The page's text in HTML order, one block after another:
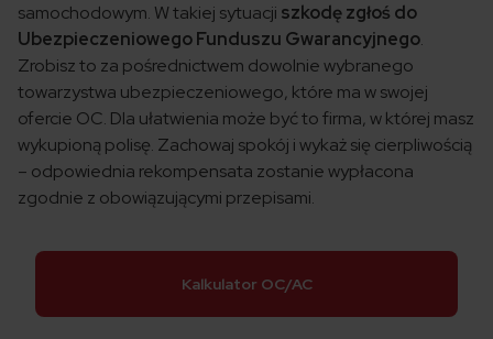
samochodowym. W takiej sytuacji szkodę zgłoś do
Ubezpieczeniowego Funduszu Gwarancyjnego.
Zrobisz to za pośrednictwem dowolnie wybranego
towarzystwa ubezpieczeniowego, które ma w swojej
ofercie OC. Dla ułatwienia może być to firma, w której masz
wykupioną polisę. Zachowaj spokój i wykaż się cierpliwością
– odpowiednia rekompensata zostanie wypłacona
zgodnie z obowiązującymi przepisami.
Kalkulator OC/AC